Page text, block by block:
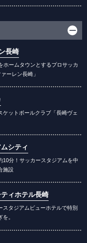
長崎
ホームタウンとするプロサッカ
ーレン長崎」
ケットボールクラブ「長崎ヴェ
シティ
10分！サッカースタジアムを中
施設
ィホテル長崎
スタジアムビューホテルで特別
。